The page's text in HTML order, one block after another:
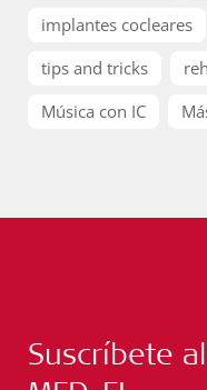
implantes cocleares
tips and tricks
Música con IC
Suscríbete